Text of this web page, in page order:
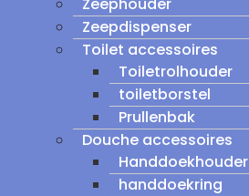
Zeepdispenser
Toilet accessoires
Toiletrolhouder
toiletborstel
Prullenbak
Douche accessoires
Handdoekhouder
handdoekring